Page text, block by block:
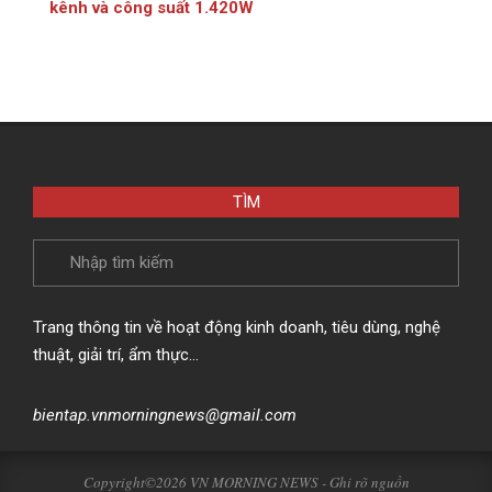
kênh và công suất 1.420W
TÌM
Trang thông tin về hoạt động kinh doanh, tiêu dùng, nghệ
thuật, giải trí, ẩm thực…
bientap.vnmorningnews@gmail.com
Copyright©2026 VN MORNING NEWS - Ghi rõ nguồn